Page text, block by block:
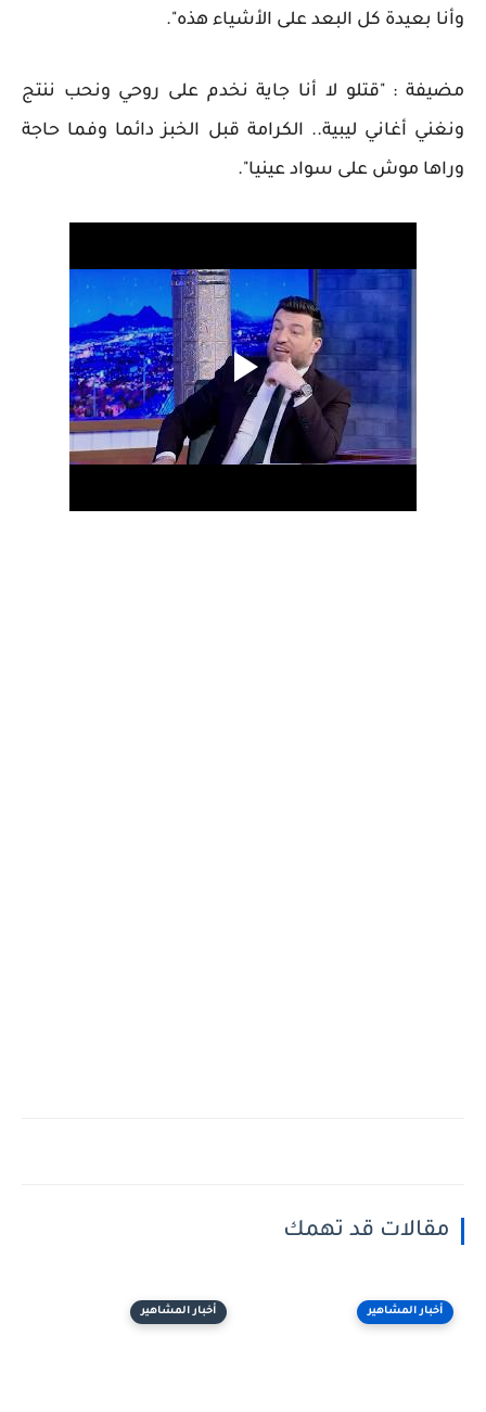
وأنا بعيدة كل البعد على الأشياء هذه".
مضيفة : "قتلو لا أنا جاية نخدم على روحي ونحب ننتج
ونغني أغاني ليبية.. الكرامة قبل الخبز دائما وفما حاجة
وراها موش على سواد عينيا".
مقالات قد تهمك
أخبار المشاهير أخبار المشاهير